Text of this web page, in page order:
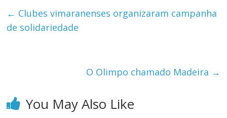
← Clubes vimaranenses organizaram campanha
de solidariedade
O Olimpo chamado Madeira →
You May Also Like